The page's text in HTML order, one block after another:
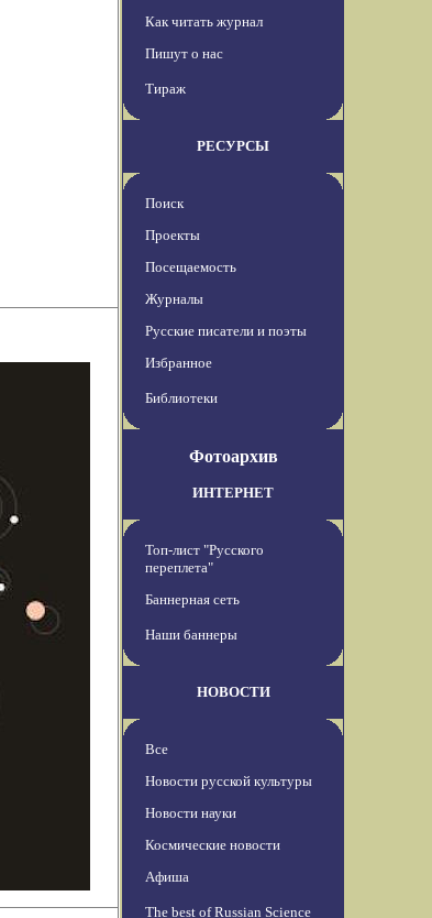
Как читать журнал
Пишут о нас
Тираж
РЕСУРСЫ
Поиск
Проекты
Посещаемость
Журналы
Русские писатели и поэты
Избранное
Библиотеки
Фотоархив
ИНТЕРНЕТ
Топ-лист "Русского
переплета"
Баннерная сеть
Наши баннеры
НОВОСТИ
Все
Новости русской культуры
Новости науки
Космические новости
Афиша
The best of Russian Science